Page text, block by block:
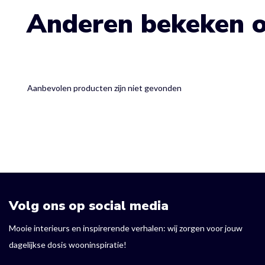
Anderen bekeken
Aanbevolen producten zijn niet gevonden
Volg ons op social media
Mooie interieurs en inspirerende verhalen: wij zorgen voor jouw
dagelijkse dosis wooninspiratie!